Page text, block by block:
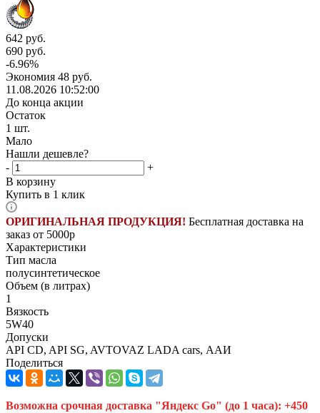
642 руб.
690 руб.
-6.96%
Экономия 48 руб.
11.08.2026 10:52:00
До конца акции
Остаток
1 шт.
Мало
Нашли дешевле?
-
+
В корзину
Купить в 1 клик
ОРИГИНАЛЬНАЯ ПРОДУКЦИЯ! Бесплатная доставка на
заказ от 5000р
Характеристики
Тип масла
полусинтетическое
Объем (в литрах)
1
Вязкость
5W40
Допуски
API CD, API SG, AVTOVAZ LADA cars, ААИ
Поделиться
Возможна срочная доставка "Яндекс Go" (до 1 часа): +450